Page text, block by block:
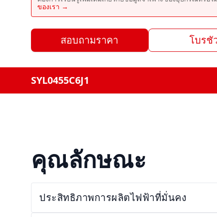
ของเรา →
สอบถามราคา โบรชั
SYL0455C6J1
คุณลักษณะ
ประสิทธิภาพการผลิตไฟฟ้าที่มั่นคง